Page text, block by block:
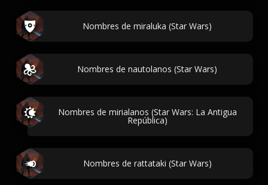
Nombres de miraluka (Star Wars)
Nombres de nautolanos (Star Wars)
Nombres de mirialanos (Star Wars: La Antigua
República)
Nombres de rattataki (Star Wars)